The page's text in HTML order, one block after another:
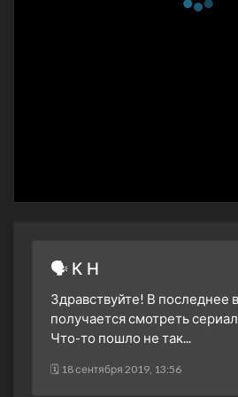
8 сезон 9 серия
4 декабря 2011
8 сезон 8 серия
13 ноября 2011
8 сезон 7 серия
🗣 К Н
Здравствуйте! В последнее
получается смотреть
Что-то пошло не так...
🗓 18 сентября 2019, 13:56